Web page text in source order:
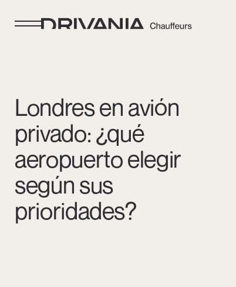
Londres en avión
privado: ¿qué
aeropuerto elegir
según sus
prioridades?